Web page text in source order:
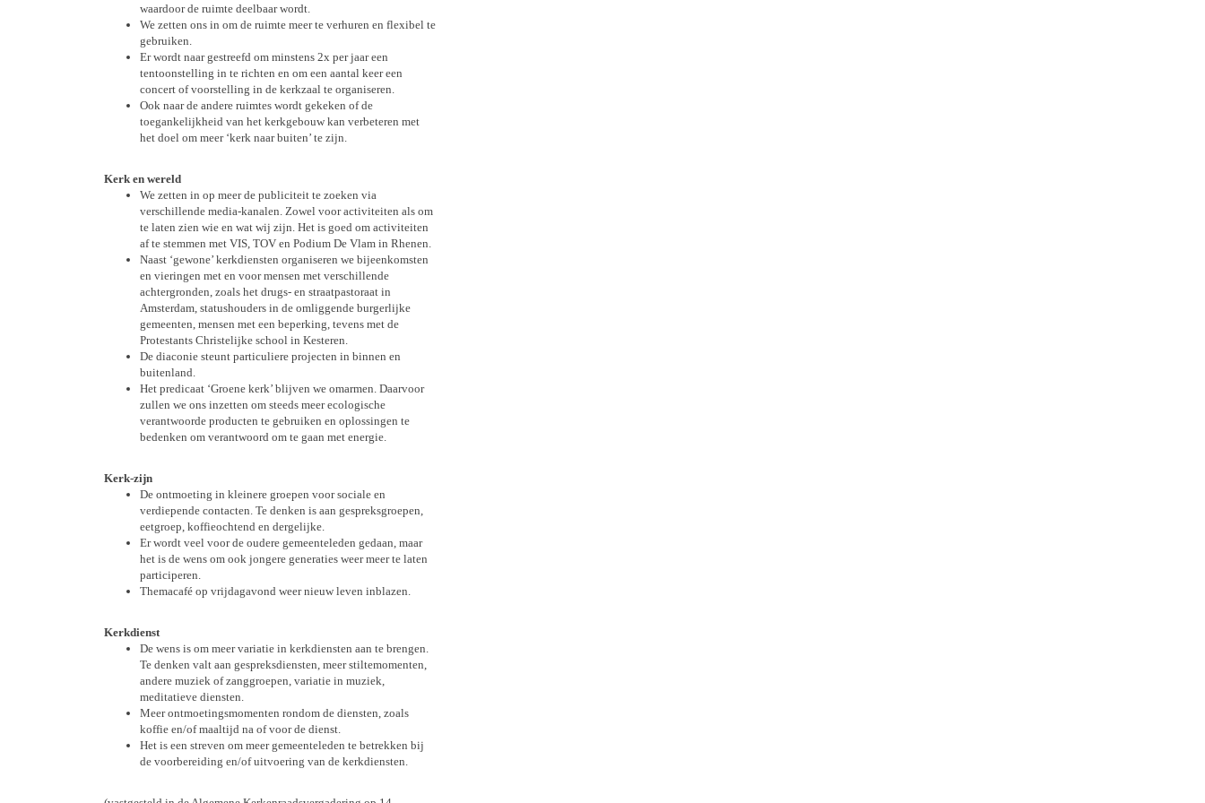
waardoor de ruimte deelbaar wordt.
We zetten ons in om de ruimte meer te verhuren en flexibel te
gebruiken.
Er wordt naar gestreefd om minstens 2x per jaar een
tentoonstelling in te richten en om een aantal keer een
concert of voorstelling in de kerkzaal te organiseren.
Ook naar de andere ruimtes wordt gekeken of de
toegankelijkheid van het kerkgebouw kan verbeteren met
het doel om meer ‘kerk naar buiten’ te zijn.
Kerk en wereld
We zetten in op meer de publiciteit te zoeken via
verschillende media-kanalen. Zowel voor activiteiten als om
te laten zien wie en wat wij zijn. Het is goed om activiteiten
af te stemmen met VIS, TOV en Podium De Vlam in Rhenen.
Naast ‘gewone’ kerkdiensten organiseren we bijeenkomsten
en vieringen met en voor mensen met verschillende
achtergronden, zoals het drugs- en straatpastoraat in
Amsterdam, statushouders in de omliggende burgerlijke
gemeenten, mensen met een beperking, tevens met de
Protestants Christelijke school in Kesteren.
De diaconie steunt particuliere projecten in binnen en
buitenland.
Het predicaat ‘Groene kerk’ blijven we omarmen. Daarvoor
zullen we ons inzetten om steeds meer ecologische
verantwoorde producten te gebruiken en oplossingen te
bedenken om verantwoord om te gaan met energie.
Kerk-zijn
De ontmoeting in kleinere groepen voor sociale en
verdiepende contacten. Te denken is aan gespreksgroepen,
eetgroep, koffieochtend en dergelijke.
Er wordt veel voor de oudere gemeenteleden gedaan, maar
het is de wens om ook jongere generaties weer meer te laten
participeren.
Themacafé op vrijdagavond weer nieuw leven inblazen.
Kerkdienst
De wens is om meer variatie in kerkdiensten aan te brengen.
Te denken valt aan gespreksdiensten, meer stiltemomenten,
andere muziek of zanggroepen, variatie in muziek,
meditatieve diensten.
Meer ontmoetingsmomenten rondom de diensten, zoals
koffie en/of maaltijd na of voor de dienst.
Het is een streven om meer gemeenteleden te betrekken bij
de voorbereiding en/of uitvoering van de kerkdiensten.